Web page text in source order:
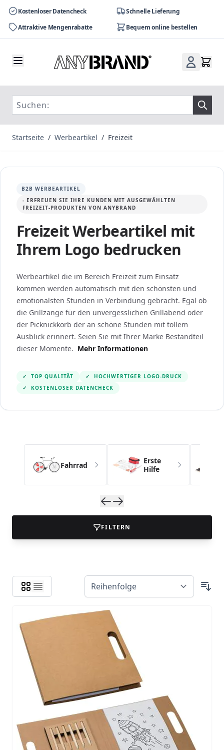
Kostenloser Datencheck
Schnelle Lieferung
Attraktive Mengenrabatte
Bequem online bestellen
Startseite / Werbeartikel / Freizeit
B2B WERBEARTIKEL
- ERFREUEN SIE IHRE KUNDEN MIT AUSGEWÄHLTEN
FREIZEIT-PRODUKTEN VON ANYBRAND
Freizeit Werbeartikel mit
Ihrem Logo bedrucken
Werbeartikel die im Bereich Freizeit zum Einsatz
kommen werden automatisch mit den schönsten und
emotionalsten Stunden in Verbindung gebracht. Egal ob
die Grillzange für den unvergesslichen Grillabend oder
der Picknickkorb der an schöne Stunden mit tollem
Ausblick erinnert. Seien Sie mit Ihrer Marke Bestandteil
dieser Momente. Mehr Informationen
✓ TOP QUALITÄT ✓
HOCHWERTIGER LOGO-DRUCK
✓
KOSTENLOSER DATENCHECK
Navigating through the elements of the carousel is
Press to skip the carousel
Fahrrad
Erste
Hilfe
FILTERN